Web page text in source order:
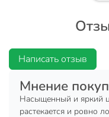
растворитель,
Растворитель:
Подготовка
Наносить на
Осыпающиеся и
Написать отзыв
Мнение
Насыщенный и яркий
растекается и ровно